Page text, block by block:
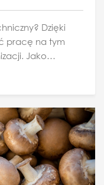
Dzięki
pracę na tym
Jako
za
systemów i...